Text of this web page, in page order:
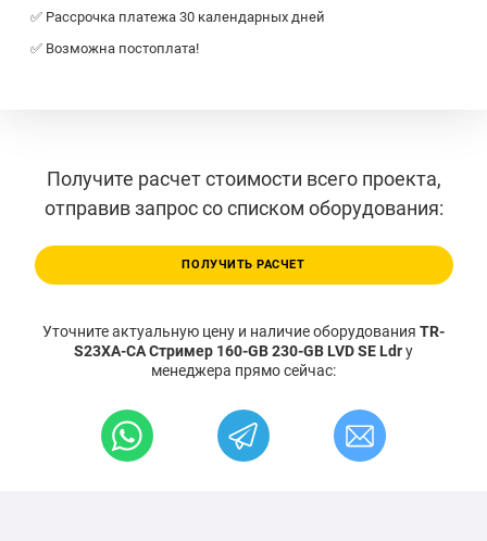
✅ Рассрочка платежа 30 календарных дней
✅ Возможна постоплата!
Получите расчет стоимости всего проекта,
отправив запрос со списком оборудования:
ПОЛУЧИТЬ РАСЧЕТ
Уточните актуальную цену и наличие оборудования TR-
S23XA-CA Стример 160-GB 230-GB LVD SE Ldrу
менеджера прямо сейчас: